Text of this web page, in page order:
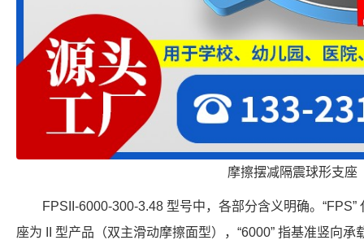
摩擦摆减隔震球形支座
FPSII-6000-300-3.48 型号中，各部分含义明确。“FPS”
座为 II 型产品（双主滑动摩擦面型），“6000” 指基准竖向承